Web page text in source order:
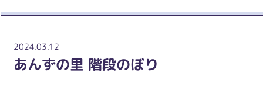
2024.03.12
あんずの里 階段のぼり